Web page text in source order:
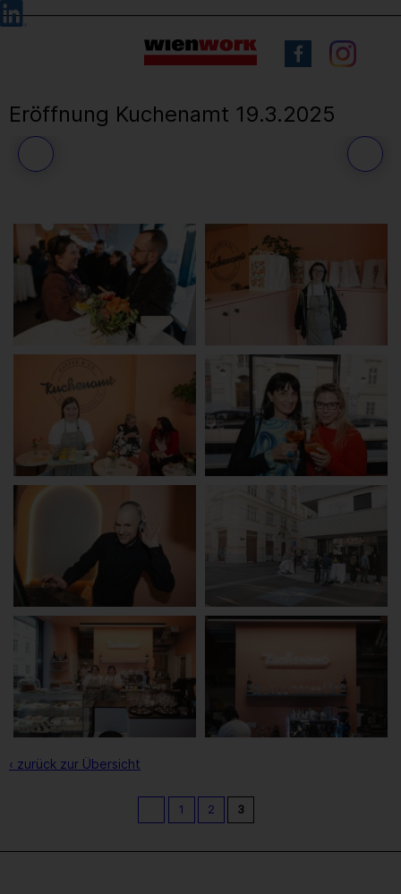
Barrierefreie
Bedienung
Sprachauswahl
Eröffnung Kuchenamt 19.3.2025
52 / 56
‹ zurück zur Übersicht
1 2 3